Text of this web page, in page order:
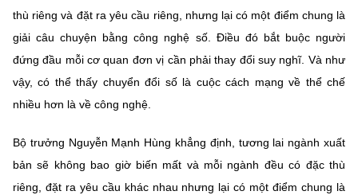
thù riêng và đặt ra yêu cầu riêng, nhưng lại có một điểm chung là
giải câu chuyện bằng công nghệ số. Điều đó bắt buộc người
đứng đầu mỗi cơ quan đơn vị cần phải thay đổi suy nghĩ. Và như
vậy, có thể thấy chuyển đổi số là cuộc cách mạng về thể chế
nhiều hơn là về công nghệ.
Bộ trưởng Nguyễn Mạnh Hùng khẳng định, tương lai ngành xuất
bản sẽ không bao giờ biến mất và mỗi ngành đều có đặc thù
riêng, đặt ra yêu cầu khác nhau nhưng lại có một điểm chung là